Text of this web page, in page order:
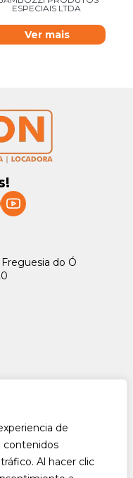
de
contenidos
Al hacer clic
ESPECIAIS LTDA
Ver mais
do Ó